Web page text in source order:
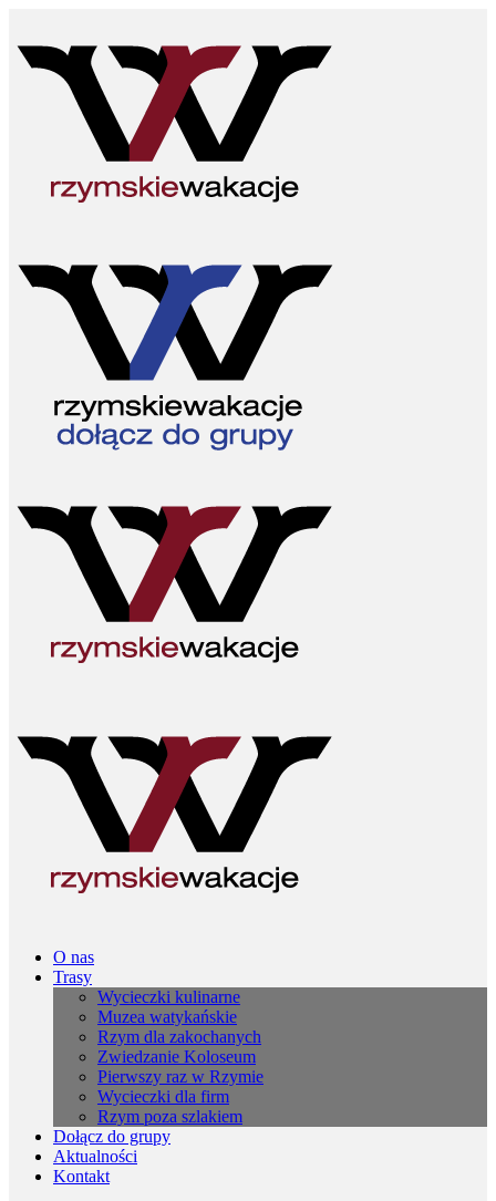
O nas
Trasy
Wycieczki kulinarne
Muzea watykańskie
Rzym dla zakochanych
Zwiedzanie Koloseum
Pierwszy raz w Rzymie
Wycieczki dla firm
Rzym poza szlakiem
Dołącz do grupy
Aktualności
Kontakt